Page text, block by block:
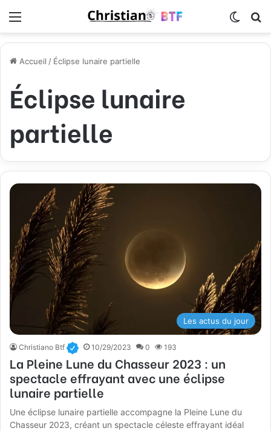
Accueil / Éclipse lunaire partielle
Éclipse lunaire
partielle
Les actus du jour
Christiano Btf 10/29/2023 0 193
La Pleine Lune du Chasseur 2023 : un
spectacle effrayant avec une éclipse
lunaire partielle
Une éclipse lunaire partielle accompagne la Pleine Lune du
Chasseur 2023, créant un spectacle céleste effrayant idéal